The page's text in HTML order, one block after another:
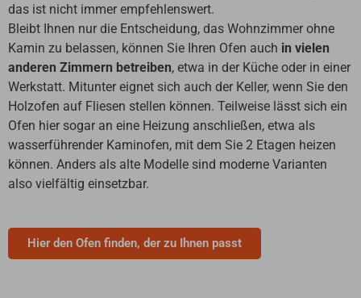
das ist nicht immer empfehlenswert.
Bleibt Ihnen nur die Entscheidung, das Wohnzimmer ohne
Kamin zu belassen, können Sie Ihren Ofen auch in vielen
anderen Zimmern betreiben, etwa in der Küche oder in einer
Werkstatt. Mitunter eignet sich auch der Keller, wenn Sie den
Holzofen auf Fliesen stellen können. Teilweise lässt sich ein
Ofen hier sogar an eine Heizung anschließen, etwa als
wasserführender Kaminofen, mit dem Sie 2 Etagen heizen
können. Anders als alte Modelle sind moderne Varianten
also vielfältig einsetzbar.
Hier den Ofen finden, der zu Ihnen passt